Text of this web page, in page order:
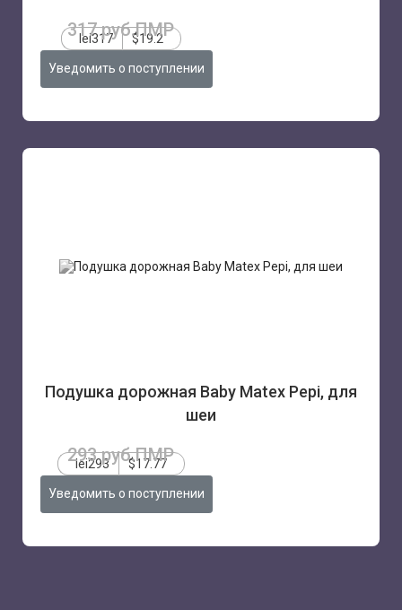
317 руб.ПМР
lei317 $19.2
Уведомить о поступлении
Подушка дорожная Baby Matex Pepi, для
шеи
293 руб.ПМР
lei293 $17.77
Уведомить о поступлении